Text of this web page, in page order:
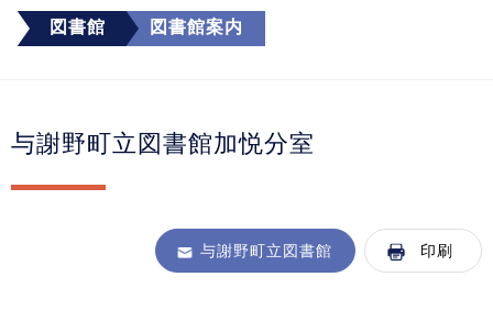
図書館 図書館案内
与謝野町立図書館加悦分室
与謝野町立図書館 印刷